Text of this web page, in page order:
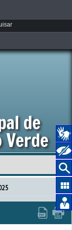
de
Verde